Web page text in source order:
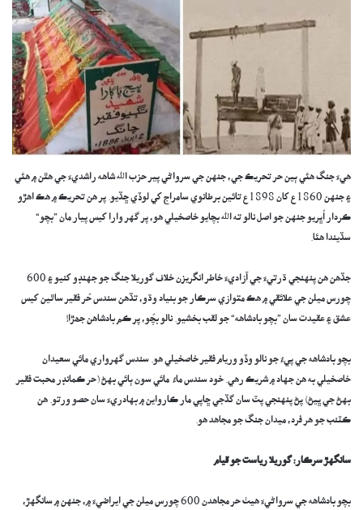
هيءَ جنگ هئي ٻين حر تحريڪ جي، جنهن جي سرواڻي پير حزب الله شاهه راشديءَ جي هٿن ۾ هئي
۽ جنهن 1860ع کان 1898ع تائين برطانوي سامراج کي لوڏي ڇڏيو. پر هن تحريڪ ۾ هڪ اهڙو
ڪردار اُڀريو جنهن جو اصل نالو ته الله بچايو خاصخيلي هو، پر گهر وارا کيس پيار مان ”بچو“
سڏيندا هئا.
جڏهن هن پنهنجي ڌرتيءَ جي آزاديءَ خاطر انگريزن خلاف گوريلا جنگ جو جهنڊو کنيو ۽ 600
چورس ميلن جي علائقي ۾ هڪ متوازي سرڪار جو بنياد وڌو، تڏهن سندس حُر فقير ساٿين کيس
عشق ۽ عقيدت سان ”بچو بادشاهه“ جو لقب بخشيو. نالو بچُو، پر ڪم بادشاهن جھڙا!
بچو بادشاهه جي پيءُ جو نالو وڏو وريام فقير خاصخيلي هو. سندس گهرواري مائي سعيدان
خاصخيلي به هن جهاد ۾ شريڪ رهي. خود سندس ماءُ مائي سون ٻائي بهڻ (حر ڪمانڊر محبت فقير
بهڻ جي ڀيڻ) پڻ پنهنجي پٽ سان گڏجي ڇاپي مار ڪارواين ۾ بهادريءَ سان حصو ورتو. هن
ڪٽنب جو هر فرد، ميدان جنگ جو مجاهد هو.
سانگهڙ سرڪار: گوريلا رياست جو قيام
بچو بادشاهه جي سرواڻيءَ هيٺ حر مجاهدن 600 چورس ميلن جي ايراضيءَ ۾، جنهن ۾ سانگهڙ،